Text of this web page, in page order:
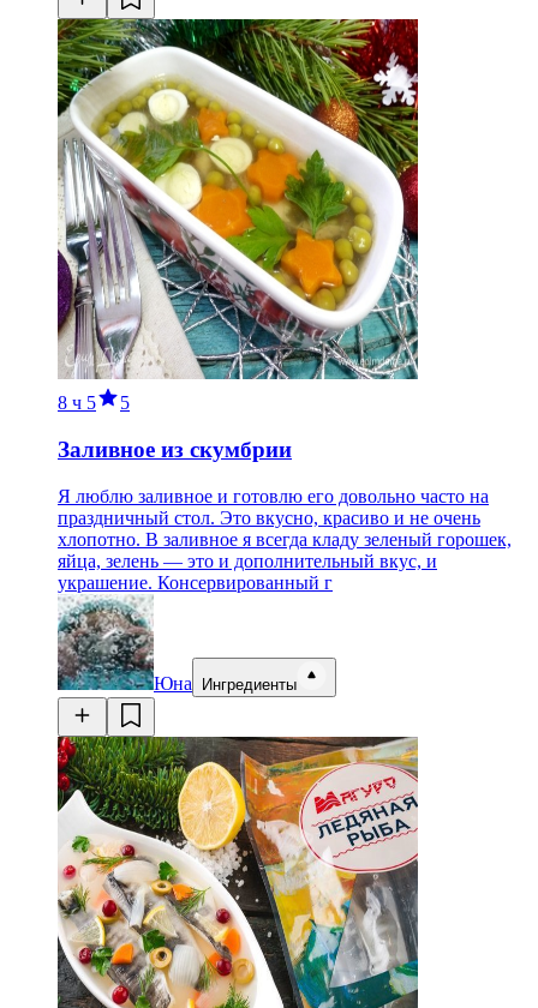
8 ч 5 5
Заливное из скумбрии
Я люблю заливное и готовлю его довольно часто на
праздничный стол. Это вкусно, красиво и не очень
хлопотно. В заливное я всегда кладу зеленый горошек,
яйца, зелень — это и дополнительный вкус, и
украшение. Консервированный г
Юна Ингредиенты